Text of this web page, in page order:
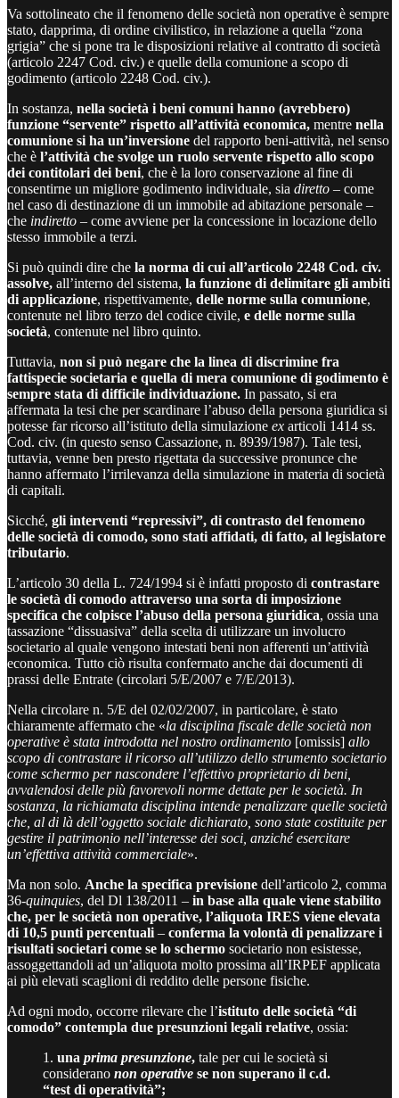
Va sottolineato che il fenomeno delle società non operative è sempre
stato, dapprima, di ordine civilistico, in relazione a quella “zona
grigia” che si pone tra le disposizioni relative al contratto di società
(articolo 2247 Cod. civ.) e quelle della comunione a scopo di
godimento (articolo 2248 Cod. civ.).
In sostanza, nella società i beni comuni hanno (avrebbero)
funzione “servente” rispetto all’attività economica, mentre nella
comunione si ha un’inversione del rapporto beni-attività, nel senso
che è l’attività che svolge un ruolo servente rispetto allo scopo
dei contitolari dei beni, che è la loro conservazione al fine di
consentirne un migliore godimento individuale, sia diretto – come
nel caso di destinazione di un immobile ad abitazione personale –
che indiretto – come avviene per la concessione in locazione dello
stesso immobile a terzi.
Si può quindi dire che la norma di cui all’articolo 2248 Cod. civ.
assolve, all’interno del sistema, la funzione di delimitare gli ambiti
di applicazione, rispettivamente, delle norme sulla comunione,
contenute nel libro terzo del codice civile, e delle norme sulla
società, contenute nel libro quinto.
Tuttavia, non si può negare che la linea di discrimine fra
fattispecie societaria e quella di mera comunione di godimento è
sempre stata di difficile individuazione. In passato, si era
affermata la tesi che per scardinare l’abuso della persona giuridica si
potesse far ricorso all’istituto della simulazione ex articoli 1414 ss.
Cod. civ. (in questo senso Cassazione, n. 8939/1987). Tale tesi,
tuttavia, venne ben presto rigettata da successive pronunce che
hanno affermato l’irrilevanza della simulazione in materia di società
di capitali.
Sicché, gli interventi “repressivi”, di contrasto del fenomeno
delle società di comodo, sono stati affidati, di fatto, al legislatore
tributario.
L’articolo 30 della L. 724/1994 si è infatti proposto di contrastare
le società di comodo attraverso una sorta di imposizione
specifica che colpisce l’abuso della persona giuridica, ossia una
tassazione “dissuasiva” della scelta di utilizzare un involucro
societario al quale vengono intestati beni non afferenti un’attività
economica. Tutto ciò risulta confermato anche dai documenti di
prassi delle Entrate (circolari 5/E/2007 e 7/E/2013).
Nella circolare n. 5/E del 02/02/2007, in particolare, è stato
chiaramente affermato che «la disciplina fiscale delle società non
operative è stata introdotta nel nostro ordinamento [omissis] allo
scopo di contrastare il ricorso all’utilizzo dello strumento societario
come schermo per nascondere l’effettivo proprietario di beni,
avvalendosi delle più favorevoli norme dettate per le società. In
sostanza, la richiamata disciplina intende penalizzare quelle società
che, al di là dell’oggetto sociale dichiarato, sono state costituite per
gestire il patrimonio nell’interesse dei soci, anziché esercitare
un’effettiva attività commerciale».
Ma non solo. Anche la specifica previsione dell’articolo 2, comma
36-quinquies, del Dl 138/2011 – in base alla quale viene stabilito
che, per le società non operative, l’aliquota IRES viene elevata
di 10,5 punti percentuali – conferma la volontà di penalizzare i
risultati societari come se lo schermo societario non esistesse,
assoggettandoli ad un’aliquota molto prossima all’IRPEF applicata
ai più elevati scaglioni di reddito delle persone fisiche.
Ad ogni modo, occorre rilevare che l’istituto delle società “di
comodo” contempla due presunzioni legali relative, ossia:
1. una prima presunzione, tale per cui le società si
considerano non operative se non superano il c.d.
“test di operatività”;